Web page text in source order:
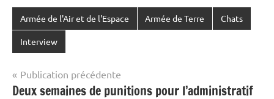
Armée de l'Air et de l'Espace Armée de Terre Chats
Interview
Navigation
de
Publication précédente
Deux semaines de punitions pour l’administratif